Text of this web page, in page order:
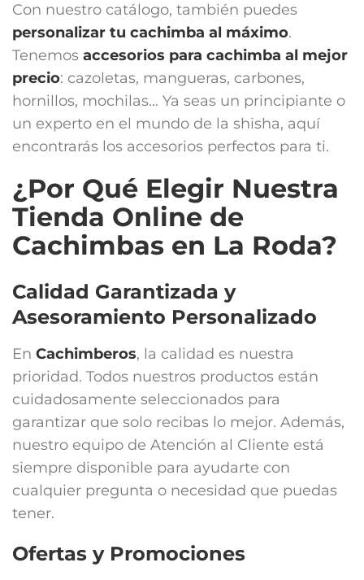
Con nuestro catálogo, también puedes
personalizar tu cachimba al máximo.
Tenemos accesorios para cachimba al mejor
precio: cazoletas, mangueras, carbones,
hornillos, mochilas... Ya seas un principiante o
un experto en el mundo de la shisha, aquí
encontrarás los accesorios perfectos para ti.
¿Por Qué Elegir Nuestra
Tienda Online de
Cachimbas en La Roda?
Calidad Garantizada y
Asesoramiento Personalizado
En Cachimberos, la calidad es nuestra
prioridad. Todos nuestros productos están
cuidadosamente seleccionados para
garantizar que solo recibas lo mejor. Además,
nuestro equipo de Atención al Cliente está
siempre disponible para ayudarte con
cualquier pregunta o necesidad que puedas
tener.
Ofertas y Promociones